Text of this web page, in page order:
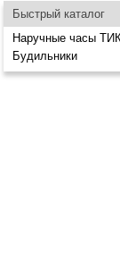
Быстрый каталог
Наручные часы
Будильники